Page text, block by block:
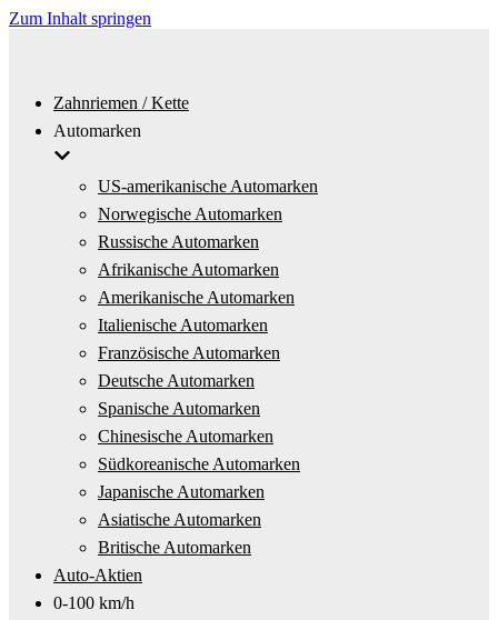
Zum Inhalt springen
Zahnriemen / Kette
Automarken
US-amerikanische Automarken
Norwegische Automarken
Russische Automarken
Afrikanische Automarken
Amerikanische Automarken
Italienische Automarken
Französische Automarken
Deutsche Automarken
Spanische Automarken
Chinesische Automarken
Südkoreanische Automarken
Japanische Automarken
Asiatische Automarken
Britische Automarken
Auto-Aktien
0-100 km/h